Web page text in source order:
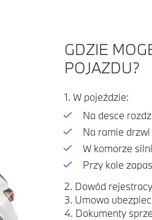
GDZIE
POJAZDU?
1. W pojeździe:
Na desce
Na ramie drzwi
W komorze
Przy kole
2. Dowód
3. Umowa
4. Dokumenty